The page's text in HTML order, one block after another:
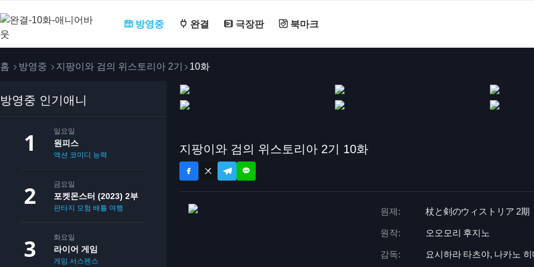
방영중 완결 극장판 북마크
홈 방영중 지팡이와 검의 위스토리아 2기 10화
방영중 인기애니
일요일
원피스
액션 코미디 능력
금요일
포켓몬스터 (2023) 2부
판타지 모험 배틀 여행
화요일
라이어 게임
게임 서스펜스
지팡이와 검의 위스토리아 2기 10화
원제: 杖と剣のウィストリア 2期
원작: 오오모리 후지노
감독: 요시하라 타츠야, 나카노